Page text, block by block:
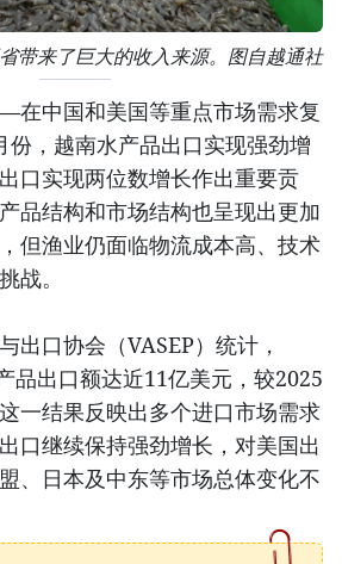
带来了巨大的收入来源。图自越通社
中国和美国等重点市场需求复
份，越南水产品出口实现强劲增
口实现两位数增长作出重要贡
品结构和市场结构也呈现出更加
但渔业仍面临物流成本高、技术
战。
出口协会（VASEP）统计，
品出口额达近11亿美元，较2025
一结果反映出多个进口市场需求
口继续保持强劲增长，对美国出
、日本及中东等市场总体变化不